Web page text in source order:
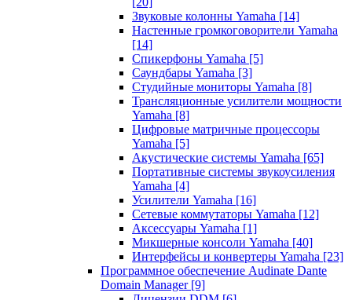
Звуковые колонны Yamaha [14]
Настенные громкоговорители Yamaha
[14]
Спикерфоны Yamaha [5]
Саундбары Yamaha [3]
Студийные мониторы Yamaha [8]
Трансляционные усилители мощности
Yamaha [8]
Цифровые матричные процессоры
Yamaha [5]
Акустические системы Yamaha [65]
Портативные системы звукоусиления
Yamaha [4]
Усилители Yamaha [16]
Сетевые коммутаторы Yamaha [12]
Аксессуары Yamaha [1]
Микшерные консоли Yamaha [40]
Интерфейсы и конвертеры Yamaha [23]
Программное обеспечение Audinate Dante
Domain Manager [9]